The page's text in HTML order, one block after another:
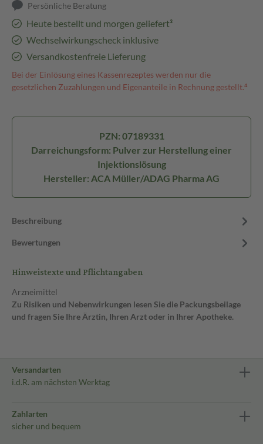
Persönliche Beratung
Heute bestellt und morgen geliefert³
Wechselwirkungscheck inklusive
Versandkostenfreie Lieferung
Bei der Einlösung eines Kassenrezeptes werden nur die
gesetzlichen Zuzahlungen und Eigenanteile in Rechnung gestellt.⁴
PZN: 07189331
Darreichungsform: Pulver zur Herstellung einer
Injektionslösung
Hersteller: ACA Müller/ADAG Pharma AG
Beschreibung
Bewertungen
Hinweistexte und Pflichtangaben
Arzneimittel
Zu Risiken und Nebenwirkungen lesen Sie die Packungsbeilage
und fragen Sie Ihre Ärztin, Ihren Arzt oder in Ihrer Apotheke.
Versandarten
i.d.R. am nächsten Werktag
Zahlarten
sicher und bequem